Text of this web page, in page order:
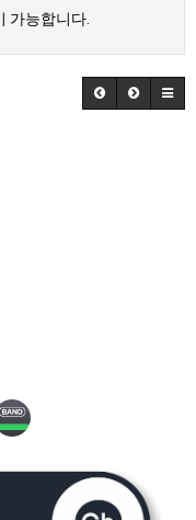
가능합니다.